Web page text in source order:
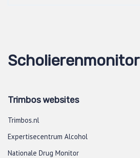
Scholierenmonitor
Trimbos websites
Trimbos.nl
Expertisecentrum Alcohol
Nationale Drug Monitor